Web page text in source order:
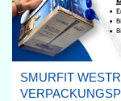
SMURFIT